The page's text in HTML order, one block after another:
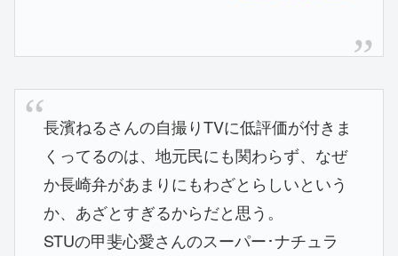
長濱ねるさんの自撮りTVに低評価が付きま
くってるのは、地元民にも関わらず、なぜ
か長崎弁があまりにもわざとらしいという
か、あざとすぎるからだと思う。
STUの甲斐心愛さんのスーパー･ナチュラ